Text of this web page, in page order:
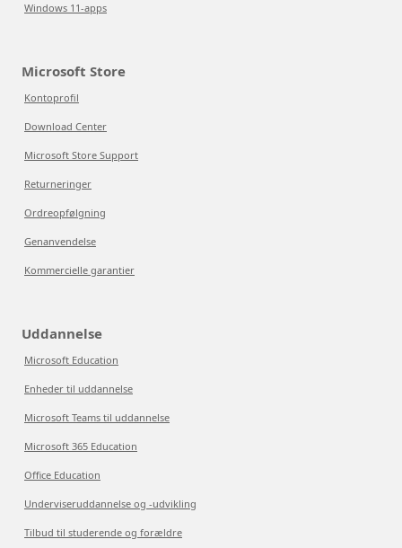
Windows 11-apps
Microsoft Store
Kontoprofil
Download Center
Microsoft Store Support
Returneringer
Ordreopfølgning
Genanvendelse
Kommercielle garantier
Uddannelse
Microsoft Education
Enheder til uddannelse
Microsoft Teams til uddannelse
Microsoft 365 Education
Office Education
Underviseruddannelse og -udvikling
Tilbud til studerende og forældre